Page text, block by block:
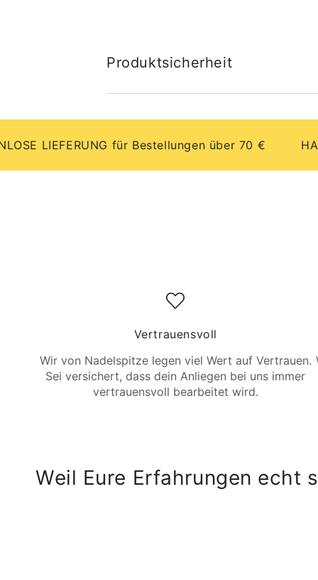
Produktsicherheit
LIEFERUNG für Bestellungen über 70 €
Vertrauensvoll
Wir von Nadelspitze legen viel Wert auf Vertrauen.
Sei versichert, dass dein Anliegen bei uns immer
vertrauensvoll bearbeitet wird.
Weil Eure Erfahrungen echt